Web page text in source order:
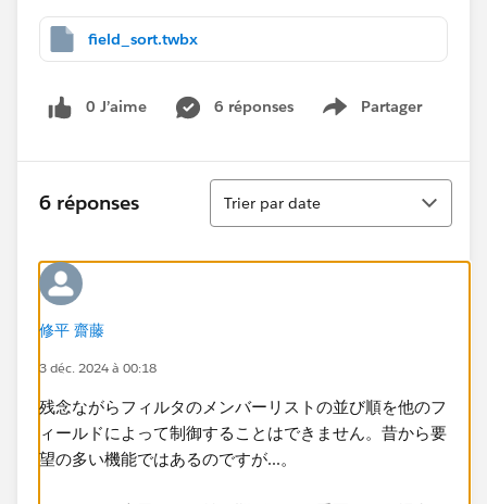
field_sort.twbx
0 J’aime 6 réponses Partager
Show menu
6 réponses
Tri
Trier par date
修平 齋藤
3 déc. 2024 à 00:18
残念ながらフィルタのメンバーリストの並び順を他のフ
ィールドによって​制御することはできません。昔から要
望の多い機能ではあるのですが...。